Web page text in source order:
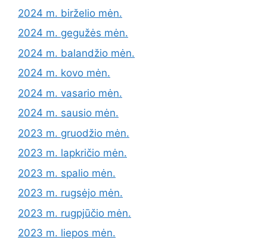
2024 m. birželio mėn.
2024 m. gegužės mėn.
2024 m. balandžio mėn.
2024 m. kovo mėn.
2024 m. vasario mėn.
2024 m. sausio mėn.
2023 m. gruodžio mėn.
2023 m. lapkričio mėn.
2023 m. spalio mėn.
2023 m. rugsėjo mėn.
2023 m. rugpjūčio mėn.
2023 m. liepos mėn.